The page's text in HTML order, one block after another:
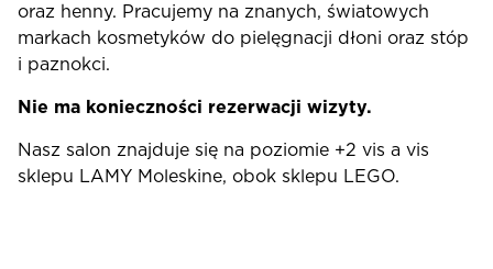
oraz henny. Pracujemy na znanych, światowych
markach kosmetyków do pielęgnacji dłoni oraz stóp
i paznokci.
Nie ma konieczności rezerwacji wizyty.
Nasz salon znajduje się na poziomie +2 vis a vis
sklepu LAMY Moleskine, obok sklepu LEGO.